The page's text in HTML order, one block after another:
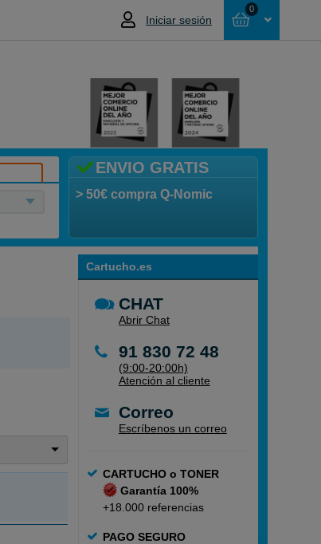
Iniciar sesión
0
NO HAS SELECCIONADO NINGÚN
ENVIO GRATIS
> 50€ compra Q-Nomic
Cartucho.es
CHAT
Abrir Chat
91 830 72 48
(9:00-20:00h)
Atención al cliente
Correo
Escríbenos un correo
CARTUCHO o TONER
Garantía 100%
+18.000 referencias
PAGO SEGURO